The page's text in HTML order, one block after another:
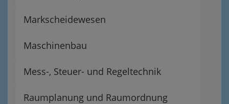
Markscheidewesen
Maschinenbau
Mess-, Steuer- und Regeltechnik
Raumplanung und Raumordnung